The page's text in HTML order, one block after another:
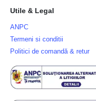
Utile & Legal
ANPC
Termeni si conditii
Politici de comandă & retur